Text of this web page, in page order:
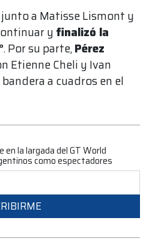
a Matisse Lismont y
y finalizó la
. Por su parte,Pérez
Etienne Cheli y Ivan
a cuadros en el
la largada del GT World
como espectadores